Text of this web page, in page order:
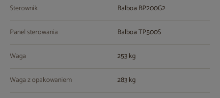
Sterownik Balboa BP200G2
Panel sterowania Balboa TP500S
Waga 253 kg
Waga z opakowaniem 283 kg